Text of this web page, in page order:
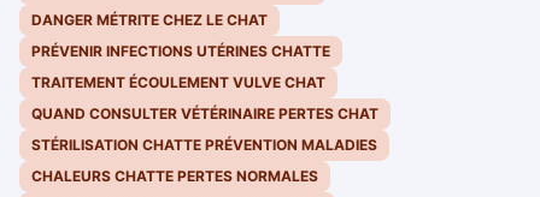
DANGER MÉTRITE CHEZ LE CHAT
PRÉVENIR INFECTIONS UTÉRINES CHATTE
TRAITEMENT ÉCOULEMENT VULVE CHAT
QUAND CONSULTER VÉTÉRINAIRE PERTES CHAT
STÉRILISATION CHATTE PRÉVENTION MALADIES
CHALEURS CHATTE PERTES NORMALES